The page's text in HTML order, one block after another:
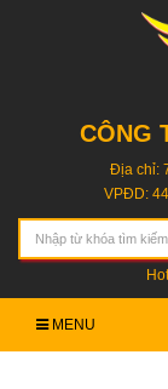
CÔNG
Địa chỉ:
VPĐD:
MENU